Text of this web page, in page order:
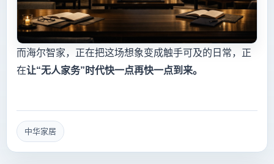
而海尔智家，正在把这场想象变成触手可及的日常，正
在让“无人家务”时代快一点再快一点到来。
中华家居